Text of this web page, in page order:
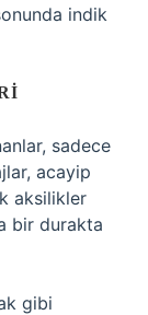
indik
sadece
acayip
aksilikler
bir durakta
gibi